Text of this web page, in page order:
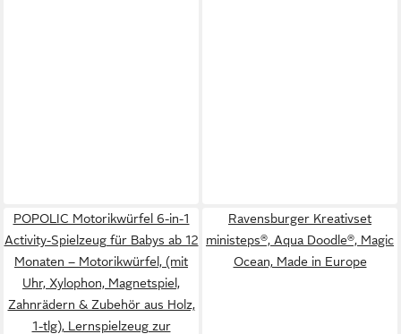
POPOLIC Motorikwürfel 6-in-1
Activity-Spielzeug für Babys ab 12
Monaten – Motorikwürfel, (mit
Uhr, Xylophon, Magnetspiel,
Zahnrädern & Zubehör aus Holz,
1-tlg), Lernspielzeug zur
Ravensburger Kreativset
ministeps®, Aqua Doodle®, Magic
Ocean, Made in Europe